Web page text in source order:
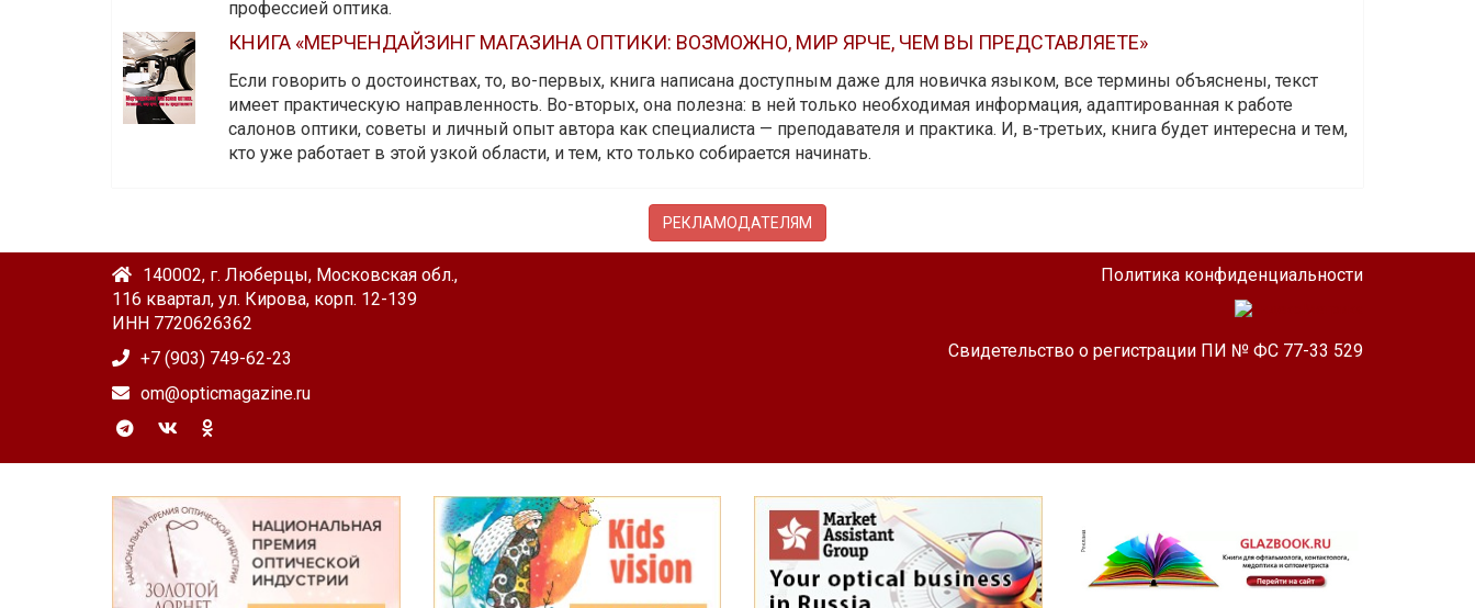
профессией оптика.
КНИГА «МЕРЧЕНДАЙЗИНГ МАГАЗИНА ОПТИКИ: ВОЗМОЖНО, МИР ЯРЧЕ, ЧЕМ ВЫ ПРЕДСТАВЛЯЕТЕ»
Если говорить о достоинствах, то, во-первых, книга написана доступным даже для новичка языком, все термины объяснены, текст
имеет практическую направленность. Во-вторых, она полезна: в ней только необходимая информация, адаптированная к работе
салонов оптики, советы и личный опыт автора как специалиста — преподавателя и практика. И, в-третьих, книга будет интересна и тем,
кто уже работает в этой узкой области, и тем, кто только собирается начинать.
РЕКЛАМОДАТЕЛЯМ
140002, г. Люберцы, Московская обл.,
116 квартал, ул. Кирова, корп. 12-139
ИНН 7720626362
+7 (903) 749-62-23
om@opticmagazine.ru
Политика конфиденциальности
Свидетельство о регистрации ПИ № ФС 77-33 529